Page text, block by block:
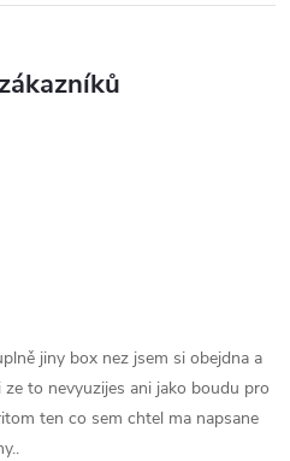
jiny box nez jsem si obejdna a
to nevyuzijes ani jako boudu pro
ten co sem chtel ma napsane